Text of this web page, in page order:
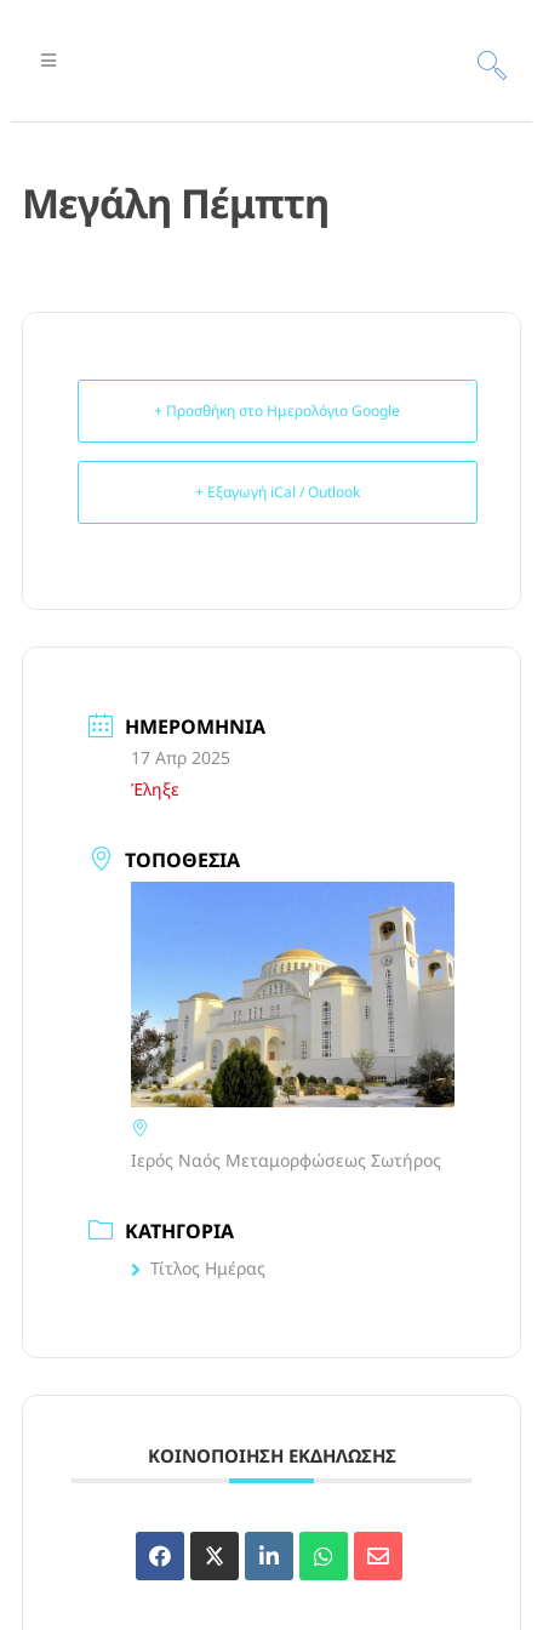
Μεγάλη Πέμπτη
+ Προσθήκη στο Ημερολόγιο Google
+ Εξαγωγή iCal / Outlook
ΗΜΕΡΟΜΗΝΊΑ
17 Απρ 2025
Έληξε
ΤΟΠΟΘΕΣΊΑ
Ιερός Ναός Μεταμορφώσεως Σωτήρος
ΚΑΤΗΓΟΡΊΑ
Τίτλος Ημέρας
ΚΟΙΝΟΠΟΊΗΣΗ ΕΚΔΉΛΩΣΗΣ